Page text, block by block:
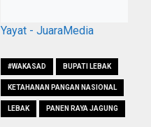
Yayat - JuaraMedia
#WAKASAD BUPATI LEBAK
KETAHANAN PANGAN NASIONAL
LEBAK PANEN RAYA JAGUNG